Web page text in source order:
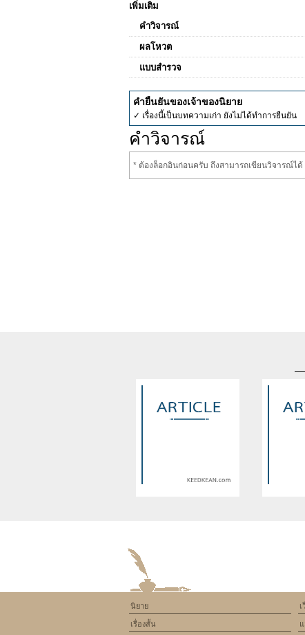
เพิ่มเติม
คำวิจารณ์
ผลโหวต
แบบสำรวจ
คำยืนยันของเจ้าของนิยาย
✓ เรื่องนี้เป็นบทความเก่า ยังไม่ได้ทำการยืนยัน
คำวิจารณ์
* ต้องล็อกอินก่อนครับ ถึงสามารถเขียนวิจารณ์ได้
assumed 'article_topic' (this
will throw an Error in a future
/home/keedkean/domains/
ซอมบี้ครองโลก
ก็อกๆ หัวใจ
ค
นิยาย
เรื่องสั้น